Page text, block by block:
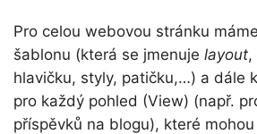
Pro celou webovou stránku
šablonu (která se jmenuje layout,
hlavičku, styly, patičku,…) a dále
pro každý pohled (View) (např.
příspěvků na blogu), které